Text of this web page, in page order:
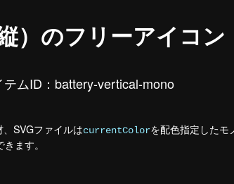
）のフリーアイコン
テムID：battery-vertical-mono
SVGファイルはcurrentColorを配色指定したモ
ます。